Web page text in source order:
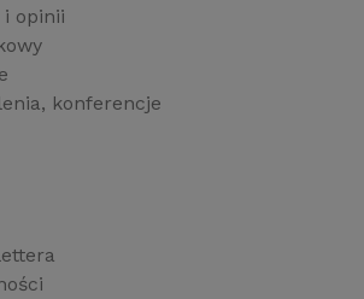
i opinii
konferencje